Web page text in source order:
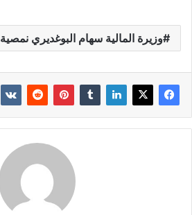
وزيرة المالية سهام البوغديري نمصية